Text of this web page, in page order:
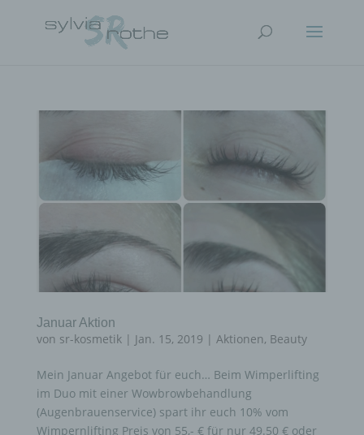
Januar Aktion
von sr-kosmetik| Jan. 15, 2019 | Aktionen, Beauty
Mein Januar Angebot für euch… Beim Wimperlifting
im Duo mit einer Wowbrowbehandlung
(Augenbrauenservice) spart ihr euch 10% vom
Wimpernlifting Preis von 55,- € für nur 49.50 € oder